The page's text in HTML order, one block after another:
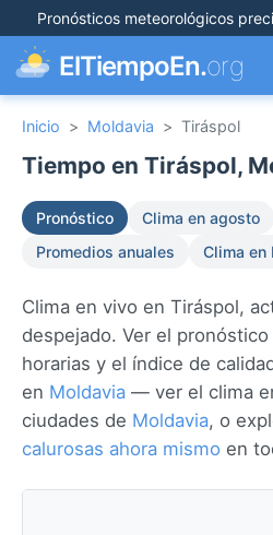
Pronósticos meteorológicos
ElTiempoEn.org
Inicio > Moldavia > Tiráspol
Tiempo en Tiráspol,
Pronóstico Clima en agosto
Promedios anuales
Clima en
Clima en vivo en Tiráspol,
despejado. Ver el
horarias y el índice de
en Moldavia — ver el clima
ciudades de Moldavia, o
calurosas ahora mismo en